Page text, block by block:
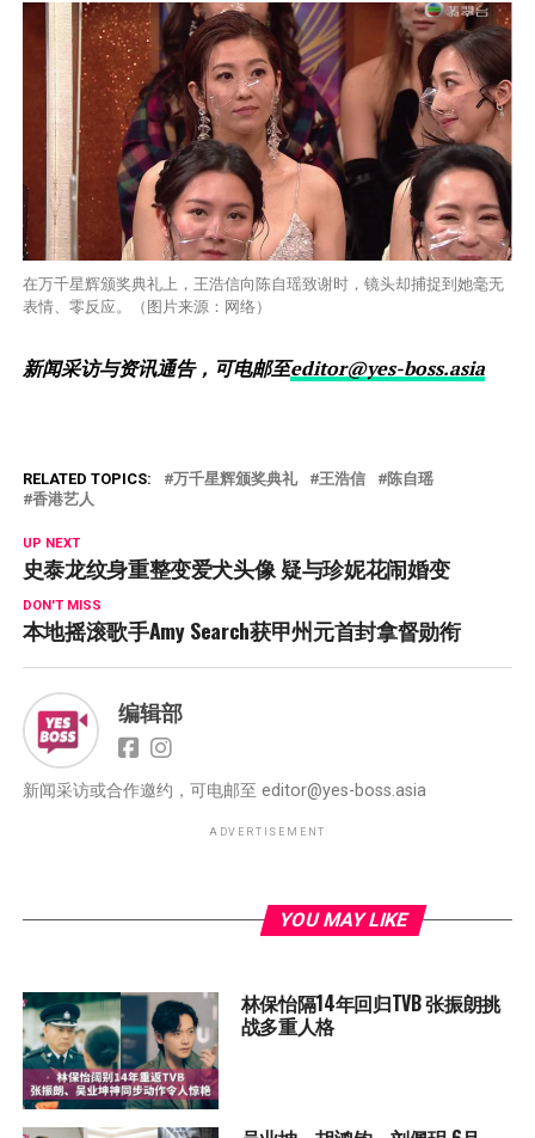
在万千星辉颁奖典礼上，王浩信向陈自瑶致谢时，镜头却捕捉到她毫无
表情、零反应。（图片来源：网络）
新闻采访与资讯通告，可电邮至editor@yes-boss.asia
RELATED TOPICS: 万千星辉颁奖典礼 王浩信
陈自瑶
香港艺人
UP NEXT
史泰龙纹身重整变爱犬头像 疑与珍妮花闹婚变
DON'T MISS
本地摇滚歌手Amy Search获甲州元首封拿督勋衔
编辑部
新闻采访或合作邀约，可电邮至 editor@yes-boss.asia
ADVERTISEMENT
YOU MAY LIKE
林保怡隔14年回归TVB 张振朗挑
战多重人格